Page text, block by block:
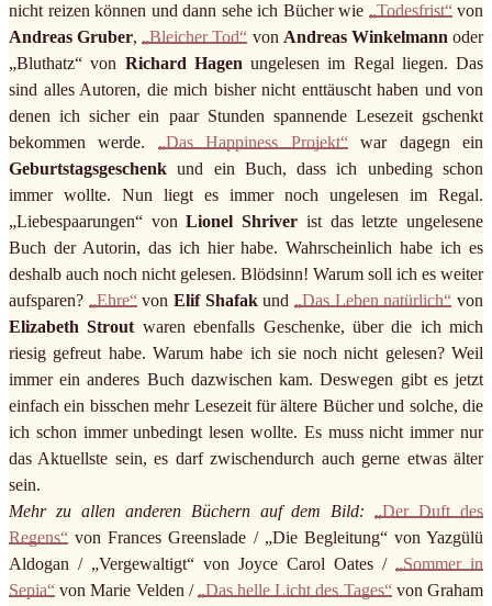
nicht reizen können und dann sehe ich Bücher wie „Todesfrist“von
Andreas Gruber, „Bleicher Tod“ von Andreas Winkelmann oder
„Bluthatz“ von Richard Hagen ungelesen im Regal liegen. Das
sind alles Autoren, die mich bisher nicht enttäuscht haben und von
denen ich sicher ein paar Stunden spannende Lesezeit gschenkt
bekommen werde. „Das Happiness Projekt“war dagegn ein
Geburtstagsgeschenk und ein Buch, dass ich unbeding schon
immer wollte. Nun liegt es immer noch ungelesen im Regal.
„Liebespaarungen“ vonLionel Shriver ist das letzte ungelesene
Buch der Autorin, das ich hier habe. Wahrscheinlich habe ich es
deshalb auch noch nicht gelesen. Blödsinn! Warum soll ich es weiter
aufsparen? „Ehre“vonElif Shafakund „Das Leben natürlich“ von
Elizabeth Strout waren ebenfalls Geschenke, über die ich mich
riesig gefreut habe. Warum habe ich sie noch nicht gelesen? Weil
immer ein anderes Buch dazwischen kam. Deswegen gibt es jetzt
einfach ein bisschen mehr Lesezeit für ältere Bücher und solche, die
ich schon immer unbedingt lesen wollte. Es muss nicht immer nur
das Aktuellste sein, es darf zwischendurch auch gerne etwas älter
sein.
Mehr zu allen anderen Büchern auf dem Bild:
„Der Duft des
Regens“ von Frances Greenslade / „Die Begleitung“ von Yazgülü
Aldogan / „Vergewaltigt“ von Joyce Carol Oates / „Sommer in
Sepia“ von Marie Velden / „Das helle Licht des Tages“von Graham